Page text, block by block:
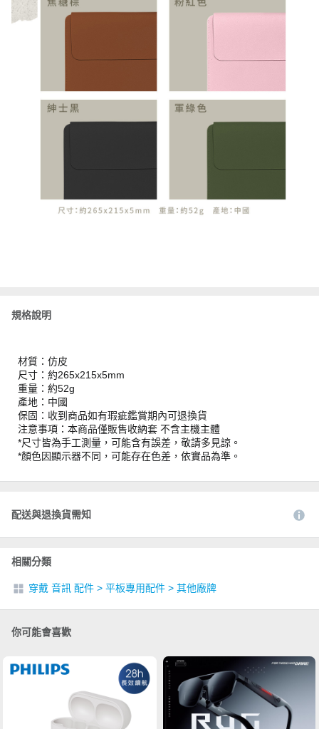
規格說明
材質：仿皮
尺寸：約265x215x5mm
重量：約52g
產地：中國
保固：收到商品如有瑕疵鑑賞期內可退換貨
注意事項：本商品僅販售收納套 不含主機主體
*尺寸皆為手工測量，可能含有誤差，敬請多見諒。
*顏色因顯示器不同，可能存在色差，依實品為準。
配送與退換貨需知
相關分類
穿戴 音訊 配件 > 平板專用配件 > 其他廠牌
你可能會喜歡